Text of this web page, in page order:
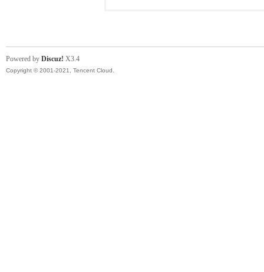
Powered by Discuz! X3.4
Copyright © 2001-2021, Tencent Cloud.